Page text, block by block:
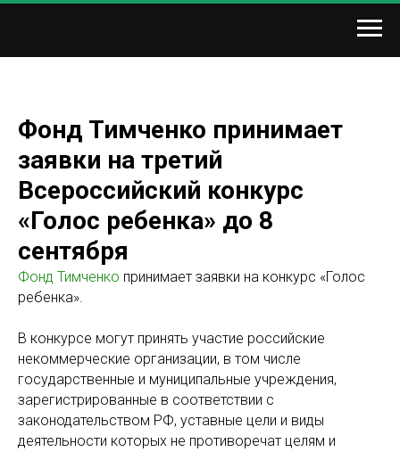
Фонд Тимченко принимает
заявки на третий
Всероссийский конкурс
«Голос ребенка» до 8
сентября
Фонд Тимченко принимает заявки на конкурс «Голос
ребенка».
В конкурсе могут принять участие российские
некоммерческие организации, в том числе
государственные и муниципальные учреждения,
зарегистрированные в соответствии с
законодательством РФ, уставные цели и виды
деятельности которых не противоречат целям и